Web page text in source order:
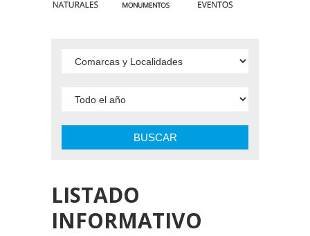
BUSCAR
LISTADO
INFORMATIVO